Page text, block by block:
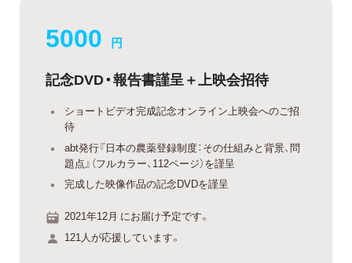
5000 円
記念DVD・報告書謹呈＋上映会招待
ショートビデオ完成記念オンライン上映会へのご招
待
abt発行『日本の農薬登録制度：その仕組みと背景、問
題点』（フルカラー、112ページ）を謹呈
完成した映像作品の記念DVDを謹呈
2021年12月 にお届け予定です。
121人が応援しています。